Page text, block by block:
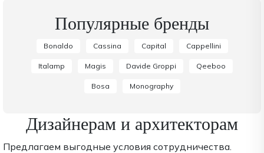
Популярные бренды
Bonaldo Cassina Capital Cappellini
Italamp Magis Davide Groppi Qeeboo
Bosa Monography
Дизайнерам и архитекторам
Предлагаем выгодные условия сотрудничества.